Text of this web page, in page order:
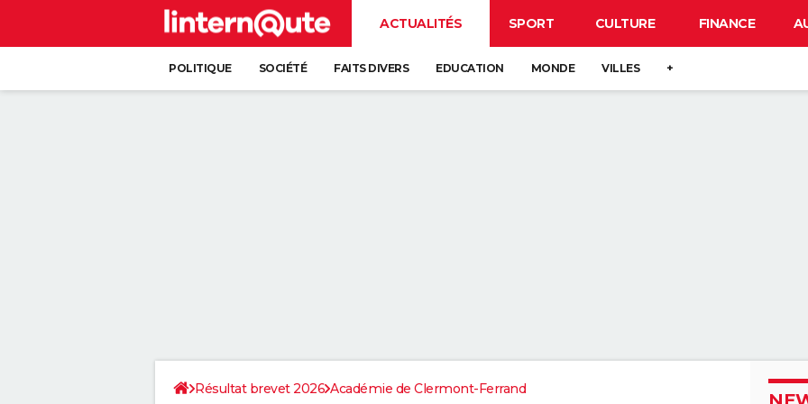
ACTUALITÉS SPORT CULTURE FINANCE
POLITIQUE SOCIÉTÉ FAITS DIVERS EDUCATION MONDE VILLES +
Résultat brevet 2026 Académie de Clermont-Ferrand